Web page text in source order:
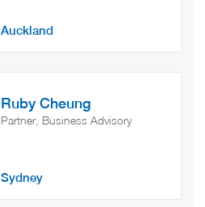
Auckland
Ruby Cheung
Partner, Business Advisory
Sydney